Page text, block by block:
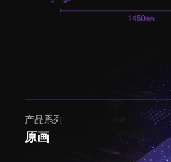
产品系列
原画